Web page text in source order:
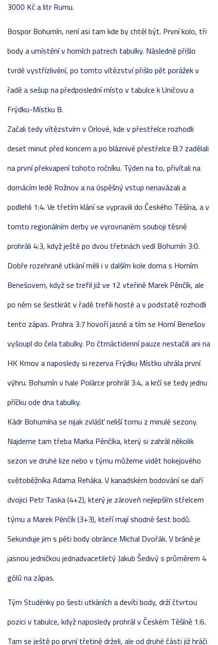
3000 Kč a litr Rumu.
Bospor Bohumín, není asi tam kde by chtěl být. První kolo, tři
body a umístění v horních patrech tabulky. Následně přišlo
tvrdé vystřízlivění, po tomto vítězství přišlo pět porážek v
řadě a sešup na předposlední místo v tabulce k Uničovu a
Frýdku-Místku B.
Začali tedy vítězstvím v Orlové, kde v přestřelce rozhodli
deset minut před koncem a po bláznivé přestřelce 8:7 zadělali
na první překvapení tohoto ročníku. Týden na to, přivítali na
domácím ledě Rožnov a na úspěšný vstup nenavázali a
podlehli 1:4. Ve třetím klání se vypravili do Českého Těšína, a v
tomto regionálním derby ve vyrovnaném souboji těsně
prohráli 4:3, když ještě po dvou třetinách vedl Bohumín 3:0.
Dobře rozehrané utkání měli i v dalším kole doma s Horním
Benešovem, když se trefil již ve 12 vteřině Marek Pěnčík, ale
po něm se šestkrát v řadě trefili hosté a v podstatě rozhodli
tento zápas. Prohra 3:7 hovoří jasně a tím se Horní Benešov
vyšoupl do čela tabulky. Po čtrnáctidenní pauze nestačili ani na
HK Krnov a naposledy si rezerva Frýdku Místku uhrála první
výhru. Bohumín v hale Polárce prohrál 3:4, a krčí se tedy jednu
příčku ode dna tabulky.
Kádr Bohumína se nijak zvlášť neliší tomu z minulé sezony.
Najdeme tam třeba Marka Pěnčíka, který si zahrál několik
sezon ve druhé lize nebo v týmu můžeme vidět hokejového
světoběžníka Adama Reháka. V kanadském bodování se daří
dvojici Petr Taska (4+2), který je zároveň nejlepším střelcem
týmu a Marek Pěnčík (3+3), kteří mají shodně šest bodů.
Sekunduje jim s pěti body obránce Michal Dvořák. V bráně je
jasnou jedničkou jednadvacetiletý Jakub Šedivý s průměrem 4
gólů na zápas.
Tým Studénky po šesti utkáních a devíti body, drží čtvrtou
pozici v tabulce, když naposledy prohrál v Českém Těšíně 1:6.
Tam se ještě po první třetině drželi, ale od druhé části již hráči